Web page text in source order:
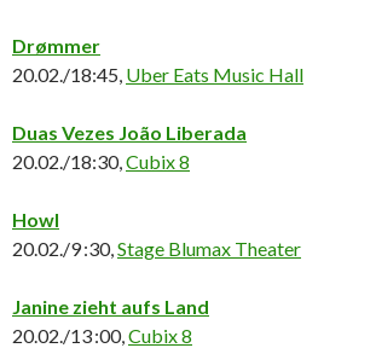
Drømmer
20.02./18:45, Uber Eats Music Hall
Duas Vezes João Liberada
20.02./18:30, Cubix 8
Howl
20.02./9 :30, Stage Blumax Theater
Janine zieht aufs Land
20.02./13 :00, Cubix 8